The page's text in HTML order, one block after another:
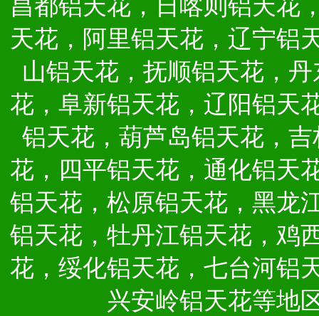
昌都铝天花，日喀则铝天花
天花，阿里铝天花，辽宁铝
山铝天花，抚顺铝天花，
花，阜新铝天花，辽阳铝天
铝天花，葫芦岛铝天花，
花，四平铝天花，通化铝天
铝天花，松原铝天花，黑龙
铝天花，牡丹江铝天花，鸡
花，绥化铝天花，七台河铝
兴安岭铝天花等地